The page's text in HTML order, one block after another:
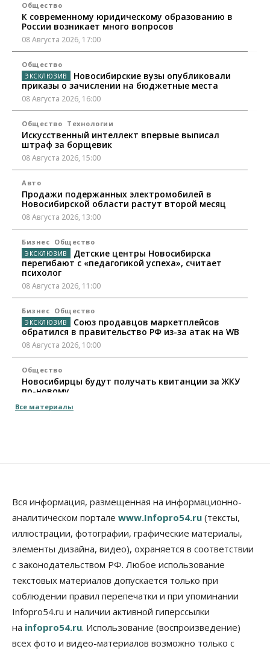
Общество
К современному юридическому образованию в
России возникает много вопросов
08 Августа 2026, 17:00
Общество
Новосибирские вузы опубликовали
приказы о зачислении на бюджетные места
08 Августа 2026, 16:00
Общество Технологии
Искусственный интеллект впервые выписал
штраф за борщевик
08 Августа 2026, 15:00
Авто
Продажи подержанных электромобилей в
Новосибирской области растут второй месяц
08 Августа 2026, 13:00
Бизнес Общество
Детские центры Новосибирска
перегибают с «педагогикой успеха», считает
психолог
08 Августа 2026, 11:00
Бизнес Общество
Союз продавцов маркетплейсов
обратился в правительство РФ из-за атак на WB
08 Августа 2026, 10:00
Общество
Новосибирцы будут получать квитанции за ЖКУ
по-новому
08 Августа 2026, 09:00
В Новосибирске прошёл митинг
против нового закона о памятниках
07 Августа 2026, 18:00
Бизнес
В аэропорту Толмачёво завершены работы по
бетонированию рулежных дорожек
07 Августа 2026, 17:00
Бизнес Общество
Новосибирцы стали реже оформлять
дома по упрощенной схеме
07 Августа 2026, 16:00
Все материалы
Вся информация, размещенная на информационно-
аналитическом портале www.Infopro54.ru (тексты,
иллюстрации, фотографии, графические материалы,
элементы дизайна, видео), охраняется в соответствии
с законодательством РФ. Любое использование
текстовых материалов допускается только при
соблюдении правил перепечатки и при упоминании
Infopro54.ru и наличии активной гиперссылки
на infopro54.ru. Использование (воспроизведение)
всех фото и видео-материалов возможно только с